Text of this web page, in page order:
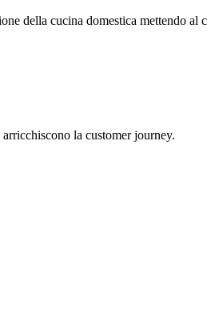
della cucina domestica mettendo al
la customer journey.